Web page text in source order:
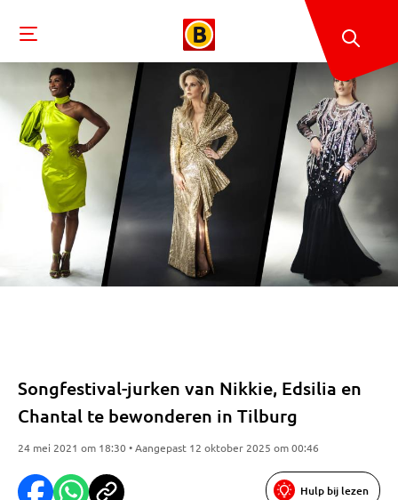
Songfestival-jurken van Nikkie, Edsilia en
Chantal te bewonderen in Tilburg
24 mei 2021 om 18:30 • Aangepast 12 oktober 2025 om 00:46
Hulp bij lezen